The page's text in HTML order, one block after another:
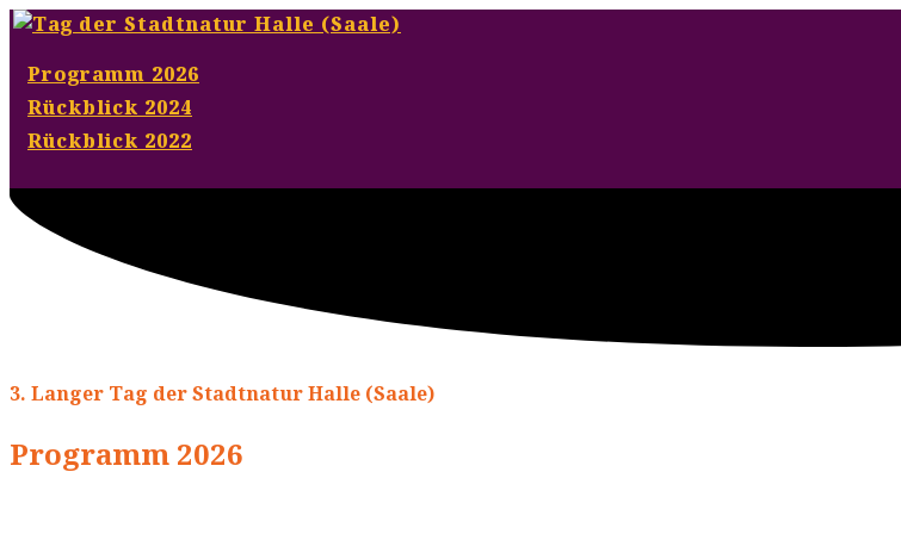
Programm 2026
Rückblick 2024
Rückblick 2022
3. Langer Tag der Stadtnatur Halle (Saale)
Programm 2026